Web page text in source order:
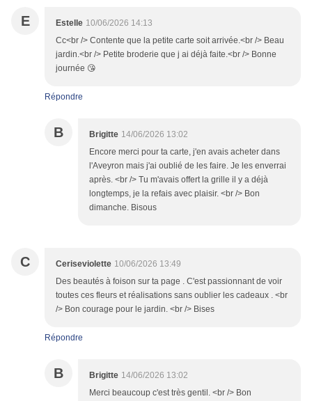
E Estelle 10/06/2026 14:13
Cc<br /> Contente que la petite carte soit arrivée.<br /> Beau
jardin.<br /> Petite broderie que j ai déjà faite.<br /> Bonne
journée 😘
Répondre
B Brigitte 14/06/2026 13:02
Encore merci pour ta carte, j'en avais acheter dans
l'Aveyron mais j'ai oublié de les faire. Je les enverrai
après. <br /> Tu m'avais offert la grille il y a déjà
longtemps, je la refais avec plaisir. <br /> Bon
dimanche. Bisous
C Ceriseviolette 10/06/2026 13:49
Des beautés à foison sur ta page . C'est passionnant de voir
toutes ces fleurs et réalisations sans oublier les cadeaux . <br
/> Bon courage pour le jardin. <br /> Bises
Répondre
B Brigitte 14/06/2026 13:02
Merci beaucoup c'est très gentil. <br /> Bon